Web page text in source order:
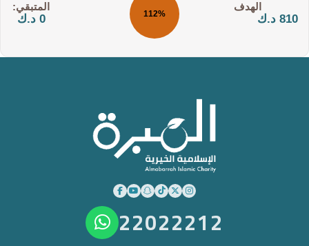
810 د.ك 112%
المتبقي:
0 د.ك
22022212